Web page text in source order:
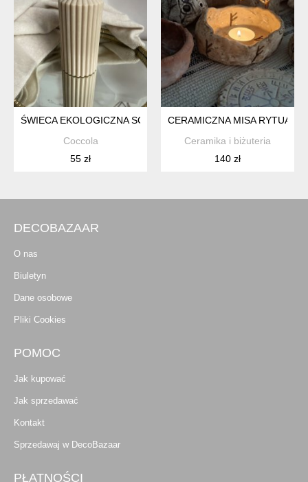
ŚWIECA EKOLOGICZNA SOJOWA DEKORACYJNA "GRACE"
Coccola
55 zł
CERAMICZNA MISA
Ceramika i biżuteria
140 zł
DECOBAZAAR
O nas
Biuletyn
Dane osobowe
Pliki Cookies
POMOC
Jak kupować
Jak sprzedawać
Kontakt
Sprzedawaj w DecoBazaar
PŁATNOŚCI